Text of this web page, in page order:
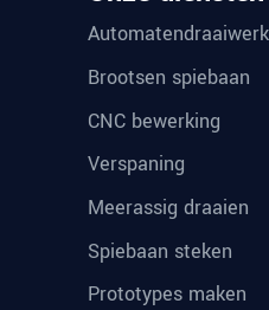
Automatendraaiwerk
Brootsen spiebaan
CNC bewerking
Verspaning
Meerassig draaien
Spiebaan steken
Prototypes maken